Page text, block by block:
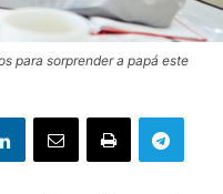
para sorprender a papá este